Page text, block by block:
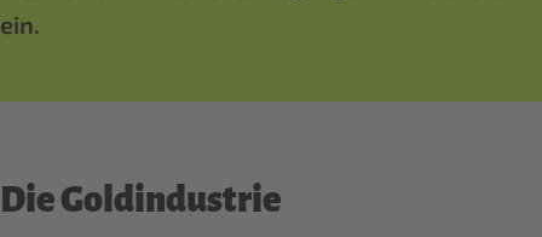
ein.
Die Goldindustrie